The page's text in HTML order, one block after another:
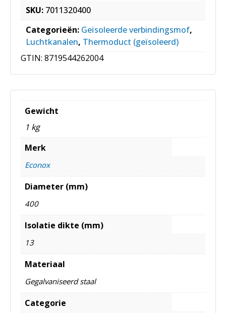
SKU: 7011320400
Categorieën: Geïsoleerde verbindingsmof,
Luchtkanalen, Thermoduct (geïsoleerd)
GTIN: 8719544262004
Gewicht
1 kg
Merk
Econox
Diameter (mm)
400
Isolatie dikte (mm)
13
Materiaal
Gegalvaniseerd staal
Categorie